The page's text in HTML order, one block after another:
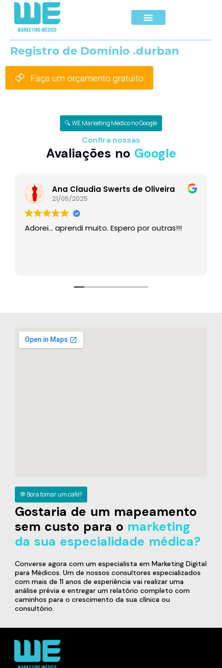
Registro de Domínio .durban
🔍 WE Marketing Médico no Google
Confira nossas
Avaliações no Google
Ana Claudia Swerts de Oliveira
21/05/2025
Adorei… aprendi muito. Espero por outras!!!
💬 Bora tomar um café?
Gostaria de um mapeamento
sem custo para o marketing
da sua especialidade médica?
Converse agora com um especialista em Marketing Digital
para Médicos. Um de nossos consultores especializados
com mais de 11 anos de esperiência vai realizar uma
análise prévia e entregar um relatório completo com
caminhos para o crescimento da sua clínica ou
consultório.